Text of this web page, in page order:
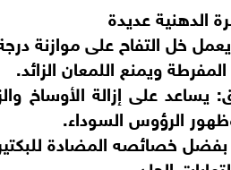
الدهنية عديدة
خل التفاح على موازنة
ويمنع اللمعان الزائد.
على إزالة الأوساخ
الرؤوس السوداء.
خصائصه المضادة